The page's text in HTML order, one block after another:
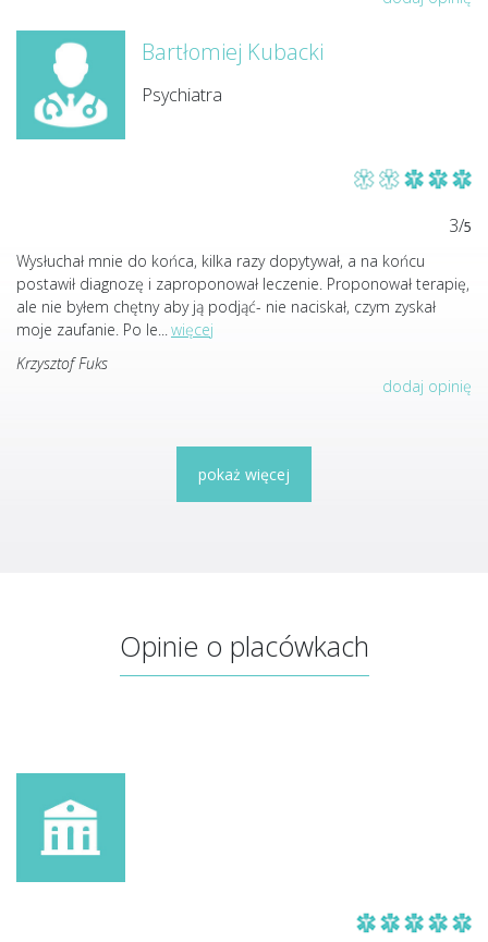
Bartłomiej Kubacki
Psychiatra
3/5
Wysłuchał mnie do końca, kilka razy dopytywał, a na końcu
postawił diagnozę i zaproponował leczenie. Proponował terapię,
ale nie byłem chętny aby ją podjąć- nie naciskał, czym zyskał
moje zaufanie. Po le...więcej
Krzysztof Fuks
dodaj opinię
pokaż więcej
Opinie o placówkach